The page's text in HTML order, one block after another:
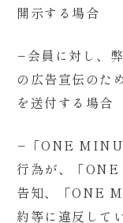
開示する場合
−会員に対し、
の広告宣伝のた
を送付する場合
− 「ONE
行為が、「
告知、「ONE
約等に違反して